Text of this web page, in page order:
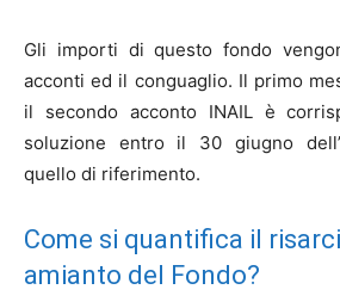
Gli importi di questo fondo
acconti ed il conguaglio. Il primo
il secondo acconto INAIL è
soluzione entro il 30 giugno
quello di riferimento.
Come si quantifica il
amianto del Fondo?